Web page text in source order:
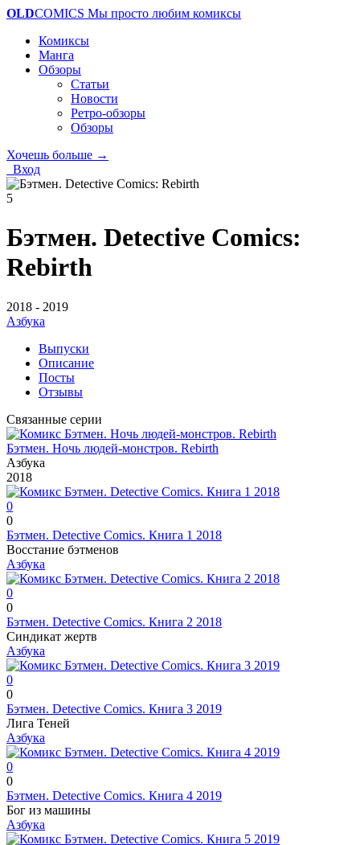
OLDCOMICS Мы просто любим комиксы
Комиксы
Манга
Обзоры
Статьи
Новости
Ретро-обзоры
Обзоры
Хочешь больше →
Вход
5
Бэтмен. Detective Comics:
Rebirth
2018 - 2019
Азбука
Выпуски
Описание
Посты
Отзывы
Связанные серии
Бэтмен. Ночь людей-монстров. Rebirth
Азбука
2018
0
0
Бэтмен. Detective Comics. Книга 1 2018
Восстание бэтменов
Азбука
0
0
Бэтмен. Detective Comics. Книга 2 2018
Синдикат жертв
Азбука
0
0
Бэтмен. Detective Comics. Книга 3 2019
Лига Теней
Азбука
0
0
Бэтмен. Detective Comics. Книга 4 2019
Бог из машины
Азбука